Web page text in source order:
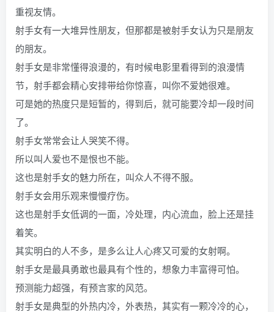
重视友情。
射手女有一大堆异性朋友，但那都是被射手女认为只是朋友
的朋友。
射手女是非常懂得浪漫的，有时候电影里看得到的浪漫情
节，射手都会精心安排带给你惊喜，叫你不爱她很难。
可是她的热度只是短暂的，得到后，就可能要冷却一段时间
了。
射手女常常会让人哭笑不得。
所以叫人爱也不是恨也不能。
这也是射手女的魅力所在，叫众人不得不服。
射手女会用乐观来慢慢疗伤。
这也是射手女低调的一面，冷处理，内心流血，脸上还是挂
着笑。
其实明白的人不多，是多么让人心疼又可爱的女射啊。
射手女是最具勇敢也最具有个性的，想象力丰富得可怕。
预测能力超强，有预言家的风范。
射手女是典型的外热内冷，外表热，其实有一颗冷冷的心，